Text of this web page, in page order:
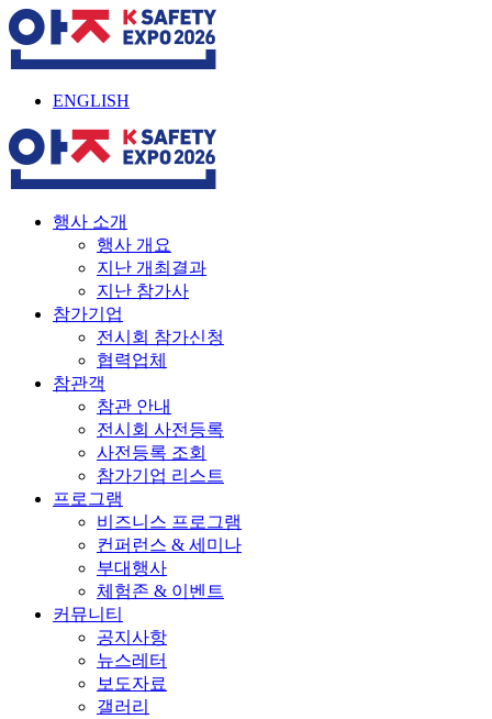
ENGLISH
행사 소개
행사 개요
지난 개최결과
지난 참가사
참가기업
전시회 참가신청
협력업체
참관객
참관 안내
전시회 사전등록
사전등록 조회
참가기업 리스트
프로그램
비즈니스 프로그램
컨퍼런스 & 세미나
부대행사
체험존 & 이벤트
커뮤니티
공지사항
뉴스레터
보도자료
갤러리